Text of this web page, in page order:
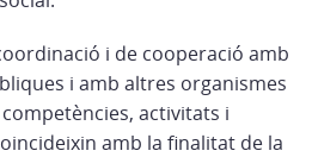
i de cooperació amb
i amb altres organismes
activitats i
amb la finalitat de la